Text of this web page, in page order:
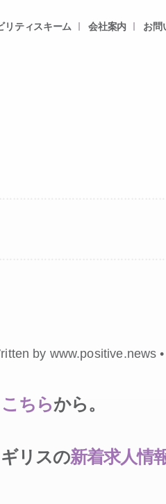
リティスキーム 会社案内 お問
by www.positive.news •
こちらから。
リスの新着求人情